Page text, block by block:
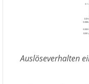
Auslöseverhalten